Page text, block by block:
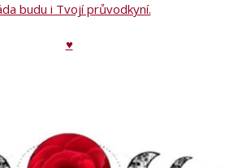
budu i Tvojí průvodkyní.
♥